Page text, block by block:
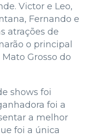
Victor e Leo,
Fernando e
atrações de
o principal
Grosso do
shows foi
foi a
a melhor
foi a única